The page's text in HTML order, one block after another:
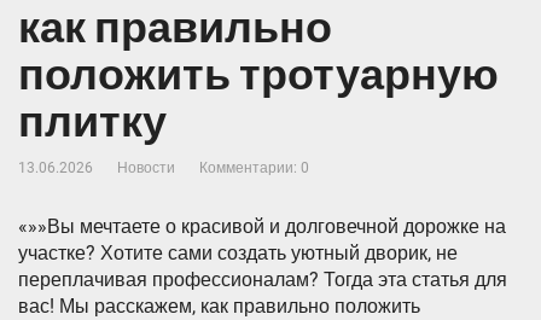
как правильно
положить тротуарную
плитку
13.06.2026 Новости Комментарии: 0
«»»Вы мечтаете о красивой и долговечной дорожке на
участке? Хотите сами создать уютный дворик, не
переплачивая профессионалам? Тогда эта статья для
вас! Мы расскажем, как правильно положить